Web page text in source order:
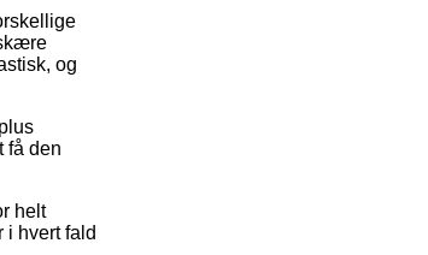
og
få den
helt
i hvert fald